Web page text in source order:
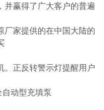
并赢得了广大客户的普遍
厂家提供的在中国大陆的
。正反转警示灯提醒用户